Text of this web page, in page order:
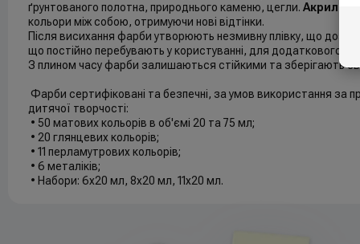
ґрунтованого полотна, природнього каменю, цегли. Акрилові
кольори між собою, отримуючи нові відтінки.
Після висихання фарби утворюють незмивну плівку, що
що постійно перебувають у користуванні, для додаткового
З плином часу фарби залишаються стійкими та зберігають
Фарби сертифіковані та безпечні, за умов використання за
дитячої творчості:
• 50 матових кольорів в об'ємі 20 та 75 мл;
• 20 глянцевих кольорів;
• 11 перламутрових кольорів;
• 6 металіків;
• Набори: 6x20 мл, 8x20 мл, 11x20 мл.